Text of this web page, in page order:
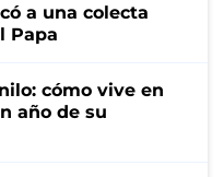
a una colecta
Papa
cómo vive en
año de su